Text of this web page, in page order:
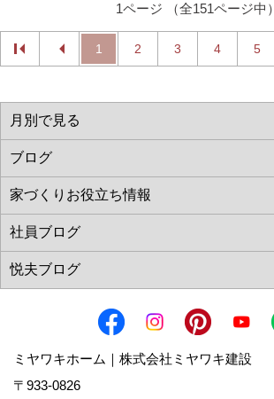
1ページ （全151ページ中）
1 2 3 4 5
ミヤワキホーム｜株式会社ミヤワキ建設
〒933-0826